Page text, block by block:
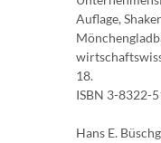
Auflage,
18.
ISBN 3-8322-
Hans E.